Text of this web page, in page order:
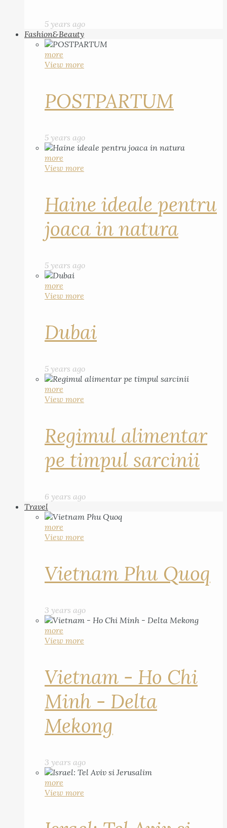
5 years ago
Fashion&Beauty
more
View more
POSTPARTUM
5 years ago
more
View more
Haine ideale pentru
joaca in natura
5 years ago
more
View more
Dubai
5 years ago
more
View more
Regimul alimentar
pe timpul sarcinii
6 years ago
Travel
more
View more
Vietnam Phu Quoq
3 years ago
more
View more
Vietnam - Ho Chi
Minh - Delta
Mekong
3 years ago
more
View more